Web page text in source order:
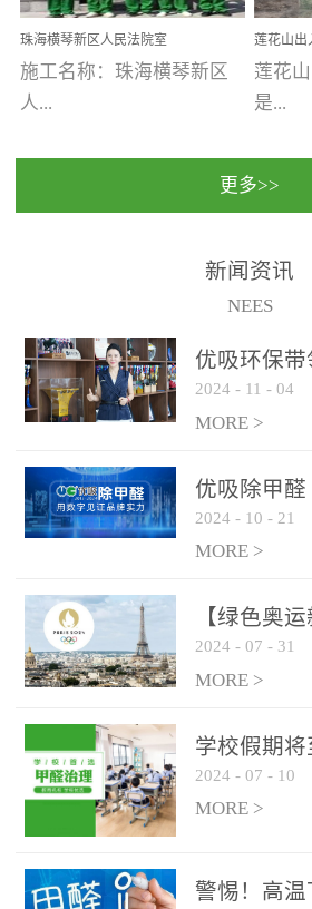
她将
将会
优吸
全国
致酒店是为中高端人士...
州)
珠海横琴新区人民法院室
内除甲醛空气治理项目
施工名称：珠海横琴新区
人...
民法院室内除甲醛空气治
保施工日期：2020年1月珠
莲花山出
室内除
莲花
是...
国家
（及
更多>>
新闻资讯
NEES
优吸环保
勇敢破局向“
2024 - 11 - 04
MORE >
优吸除甲
业，尽显除
2024 - 10 - 21
MORE >
【绿色奥
宿风波：优
绿色家居
2024 - 07 - 31
MORE >
学校假期将
厅关于加强
内空气质量
2024 - 07 - 10
MORE >
警惕！高温